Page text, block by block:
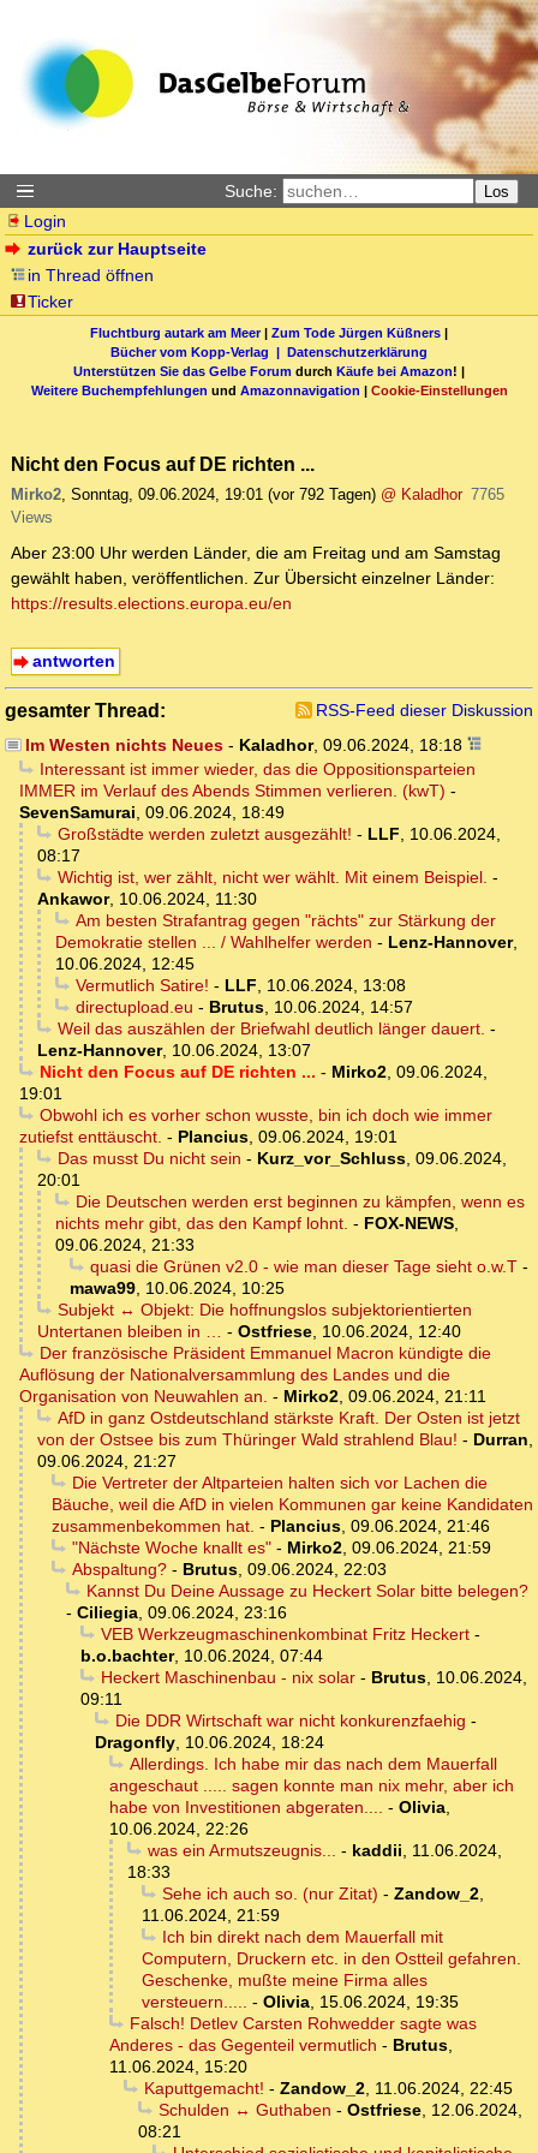
Suche: Los
Login
zurück zur Hauptseite
in Thread öffnen
Ticker
Fluchtburg autark am Meer| Zum Tode Jürgen Küßners |
Bücher vom Kopp-Verlag | Datenschutzerklärung
Unterstützen Sie das Gelbe Forum durch Käufe bei Amazon! |
Weitere Buchempfehlungen und Amazonnavigation | Cookie-Einstellungen
Nicht den Focus auf DE richten ...
Mirko2, Sonntag, 09.06.2024, 19:01 (vor 792 Tagen) @ Kaladhor 7765
Views
Aber 23:00 Uhr werden Länder, die am Freitag und am Samstag
gewählt haben, veröffentlichen. Zur Übersicht einzelner Länder:
https://results.elections.europa.eu/en
antworten
gesamter Thread:
RSS-Feed dieser Diskussion
Im Westen nichts Neues- Kaladhor, 09.06.2024, 18:18
Interessant ist immer wieder, das die Oppositionsparteien
IMMER im Verlauf des Abends Stimmen verlieren. (kwT) -
SevenSamurai, 09.06.2024, 18:49
Großstädte werden zuletzt ausgezählt! - LLF, 10.06.2024,
08:17
Wichtig ist, wer zählt, nicht wer wählt. Mit einem Beispiel. -
Ankawor, 10.06.2024, 11:30
Am besten Strafantrag gegen "rächts" zur Stärkung der
Demokratie stellen ... / Wahlhelfer werden - Lenz-Hannover,
10.06.2024, 12:45
Vermutlich Satire! - LLF, 10.06.2024, 13:08
directupload.eu - Brutus, 10.06.2024, 14:57
Weil das auszählen der Briefwahl deutlich länger dauert. -
Lenz-Hannover, 10.06.2024, 13:07
Nicht den Focus auf DE richten ... - Mirko2, 09.06.2024,
19:01
Obwohl ich es vorher schon wusste, bin ich doch wie immer
zutiefst enttäuscht. - Plancius, 09.06.2024, 19:01
Das musst Du nicht sein - Kurz_vor_Schluss, 09.06.2024,
20:01
Die Deutschen werden erst beginnen zu kämpfen, wenn es
nichts mehr gibt, das den Kampf lohnt. - FOX-NEWS,
09.06.2024, 21:33
quasi die Grünen v2.0 - wie man dieser Tage sieht o.w.T-
mawa99, 10.06.2024, 10:25
Subjekt ↔ Objekt: Die hoffnungslos subjektorientierten
Untertanen bleiben in … - Ostfriese, 10.06.2024, 12:40
Der französische Präsident Emmanuel Macron kündigte die
Auflösung der Nationalversammlung des Landes und die
Organisation von Neuwahlen an. - Mirko2, 09.06.2024, 21:11
AfD in ganz Ostdeutschland stärkste Kraft. Der Osten ist jetzt
von der Ostsee bis zum Thüringer Wald strahlend Blau! - Durran,
09.06.2024, 21:27
Die Vertreter der Altparteien halten sich vor Lachen die
Bäuche, weil die AfD in vielen Kommunen gar keine Kandidaten
zusammenbekommen hat. - Plancius, 09.06.2024, 21:46
"Nächste Woche knallt es"- Mirko2, 09.06.2024, 21:59
Abspaltung?- Brutus, 09.06.2024, 22:03
Kannst Du Deine Aussage zu Heckert Solar bitte belegen?
- Ciliegia, 09.06.2024, 23:16
VEB Werkzeugmaschinenkombinat Fritz Heckert-
b.o.bachter, 10.06.2024, 07:44
Heckert Maschinenbau - nix solar- Brutus, 10.06.2024,
09:11
Die DDR Wirtschaft war nicht konkurenzfaehig -
Dragonfly, 10.06.2024, 18:24
Allerdings. Ich habe mir das nach dem Mauerfall
angeschaut ..... sagen konnte man nix mehr, aber ich
habe von Investitionen abgeraten.... - Olivia,
10.06.2024, 22:26
was ein Armutszeugnis... - kaddii, 11.06.2024,
18:33
Sehe ich auch so. (nur Zitat) - Zandow_2,
11.06.2024, 21:59
Ich bin direkt nach dem Mauerfall mit
Computern, Druckern etc. in den Ostteil gefahren.
Geschenke, mußte meine Firma alles
versteuern..... - Olivia, 15.06.2024, 19:35
Falsch! Detlev Carsten Rohwedder sagte was
Anderes - das Gegenteil vermutlich - Brutus,
11.06.2024, 15:20
Kaputtgemacht! - Zandow_2, 11.06.2024, 22:45
Schulden ↔ Guthaben - Ostfriese, 12.06.2024,
08:21